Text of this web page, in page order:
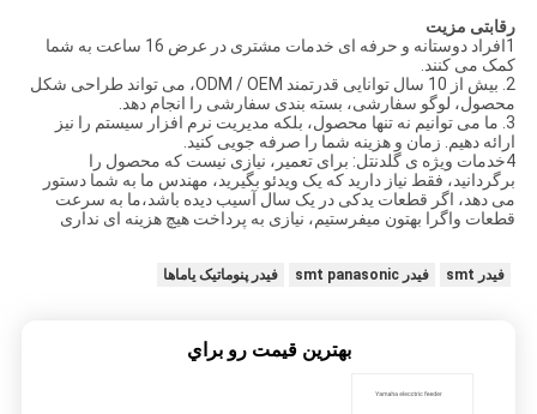
رقابتی مزیت
1افراد دوستانه و حرفه ای خدمات مشتری در عرض 16 ساعت به شما
کمک می کنند.
2. بیش از 10 سال توانایی قدرتمند ODM / OEM، می تواند طراحی شکل
محصول، لوگو سفارشی، بسته بندی سفارشی را انجام دهد.
3. ما می توانیم نه تنها محصول، بلکه مدیریت نرم افزار سیستم را نیز
ارائه دهیم. زمان و هزینه شما را صرفه جویی کنید.
4خدمات ویژه ی گلدنتل: برای تعمیر، نیازی نیست که محصول را
برگردانید، فقط نیاز دارید که یک ویدئو بگیرید، مهندس ما به شما دستور
می دهد، اگر قطعات یدکی در یک سال آسیب دیده باشد،ما به سرعت
قطعات واگرا بهتون میفرستیم، نیازی به پرداخت هیچ هزینه ای نداری
فیدر smt فیدر smt panasonic فیدر پنوماتیک یاماها
بهترين قيمت رو براي